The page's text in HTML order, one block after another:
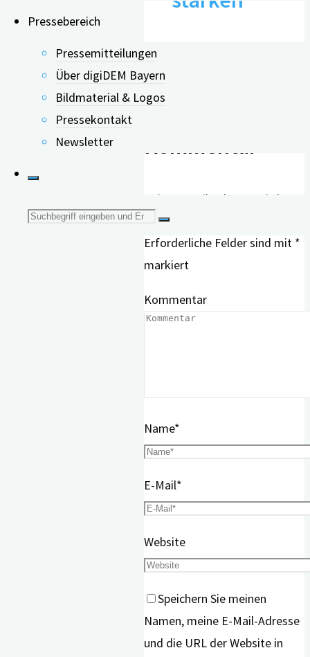
Pressebereich
Pressemitteilungen
Über digiDEM Bayern
Bildmaterial & Logos
Pressekontakt
Newsletter
Suche
Schreibe einen
Kommentar
Deine E-Mail-Adresse wird
nicht veröffentlicht.
Erforderliche Felder sind mit *
markiert
Kommentar
Name*
E-Mail*
Website
Speichern Sie meinen
Namen, meine E-Mail-Adresse
und die URL der Website in